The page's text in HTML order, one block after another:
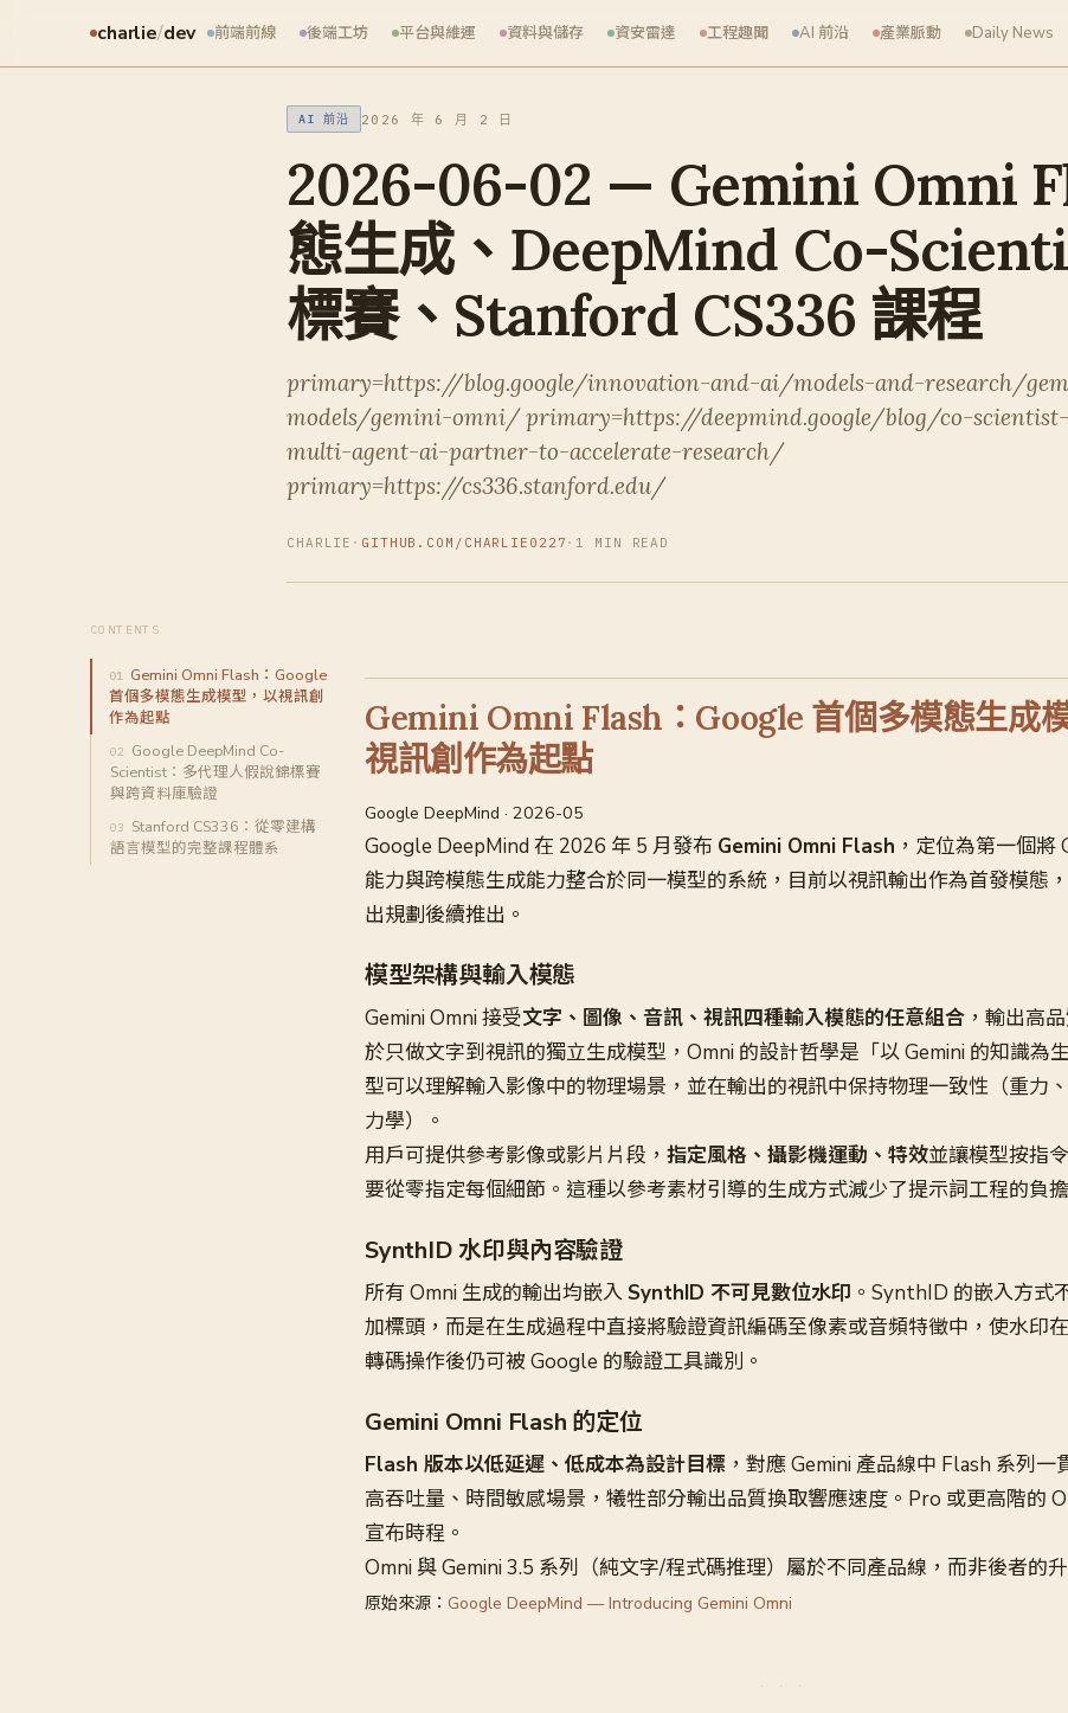
charlie/dev 前端前線 後端工坊 平台與維運 資料與儲存 資安雷達 工程趣聞 AI 前沿 產業脈動 Daily News
AI 前沿 2026 年 6 月 2 日
2026-06-02 — Gemini Omni
態生成、DeepMind Co-
標賽、Stanford CS336 課程
primary=https://blog.google/innovation-and-ai/models-and-research/
models/gemini-omni/ primary=https://deepmind.google/blog/co-
multi-agent-ai-partner-to-accelerate-research/
primary=https://cs336.stanford.edu/
CHARLIE · GITHUB.COM/CHARLIE0227 · 1 MIN READ
CONTENTS
Gemini Omni Flash：Google
首個多模態生成模型，以視訊創
作為起點
Google DeepMind Co-
Scientist：多代理人假說錦標賽
與跨資料庫驗證
Stanford CS336：從零建構
語言模型的完整課程體系
Gemini Omni Flash：Google 首個多模態生成
視訊創作為起點
Google DeepMind · 2026-05
Google DeepMind 在 2026 年 5 月發布 Gemini Omni Flash ，定位為第一個將
能力與跨模態生成能力整合於同一模型的系統，目前以視訊輸出作為首發模態
出規劃後續推出。
模型架構與輸入模態
Gemini Omni 接受文字、圖像、音訊、視訊四種輸入模態的任意組合 ，輸出高
於只做文字到視訊的獨立生成模型，Omni 的設計哲學是「以 Gemini 的知識為
型可以理解輸入影像中的物理場景，並在輸出的視訊中保持物理一致性（重力
力學）。
用戶可提供參考影像或影片片段， 指定風格、攝影機運動、特效並讓模型按指
要從零指定每個細節。這種以參考素材引導的生成方式減少了提示詞工程的負擔
SynthID 水印與內容驗證
所有 Omni 生成的輸出均嵌入 SynthID 不可見數位水印 。SynthID 的嵌入方式
加標頭，而是在生成過程中直接將驗證資訊編碼至像素或音頻特徵中，使水印
轉碼操作後仍可被 Google 的驗證工具識別。
Gemini Omni Flash 的定位
Flash 版本以低延遲、低成本為設計目標 ，對應 Gemini 產品線中 Flash 系列
高吞吐量、時間敏感場景，犧牲部分輸出品質換取響應速度。Pro 或更高階的
宣布時程。
Omni 與 Gemini 3.5 系列（純文字/程式碼推理）屬於不同產品線，而非後者的
原始來源： Google DeepMind — Introducing Gemini Omni